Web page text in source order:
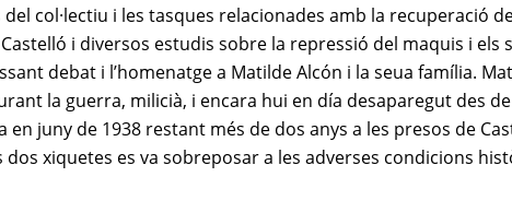
col·lectiu i les tasques relacionades amb la recuperació
i diversos estudis sobre la repressió del maquis i els
debat i l’homenatge a Matilde Alcón i la seua família.
la guerra, milicià, i encara hui en día desaparegut des
juny de 1938 restant més de dos anys a les presos de
xiquetes es va sobreposar a les adverses condicions